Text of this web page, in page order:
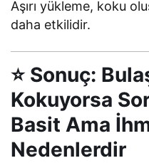
Aşırı yükleme, koku
daha etkilidir.
⭐ Sonuç:
Kokuyorsa
Basit Ama
Nedenlerdir